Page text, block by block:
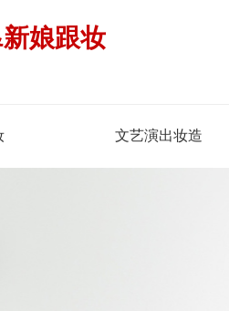
娘跟妆
文艺演出妆造